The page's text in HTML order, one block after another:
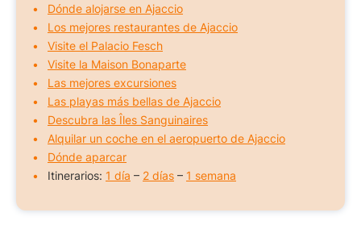
Dónde alojarse en Ajaccio
Los mejores restaurantes de Ajaccio
Visite el Palacio Fesch
Visite la Maison Bonaparte
Las mejores excursiones
Las playas más bellas de Ajaccio
Descubra las Îles Sanguinaires
Alquilar un coche en el aeropuerto de Ajaccio
Dónde aparcar
Itinerarios: 1 día – 2 días – 1 semana